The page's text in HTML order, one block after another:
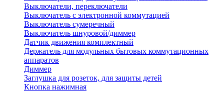
Выключатели, переключатели
Выключатель с электронной коммутацией
Выключатель сумеречный
Выключатель шнуровой/диммер
Датчик движения комплектный
Держатель для модульных бытовых коммутационных
аппаратов
Диммер
Заглушка для розеток, для защиты детей
Кнопка нажимная